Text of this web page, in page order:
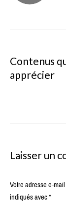
Contenus
apprécier
Laisser un
Votre adresse e-
indiqués avec*